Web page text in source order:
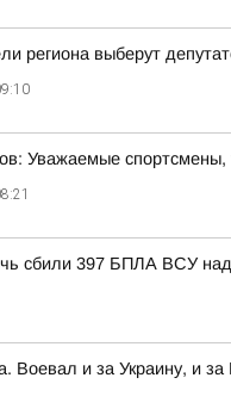
региона выберут
Уважаемые спортсмены,
сбили 397 БПЛА ВСУ над
Воевал и за Украину, и